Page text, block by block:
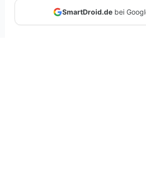
SmartDroid.debei